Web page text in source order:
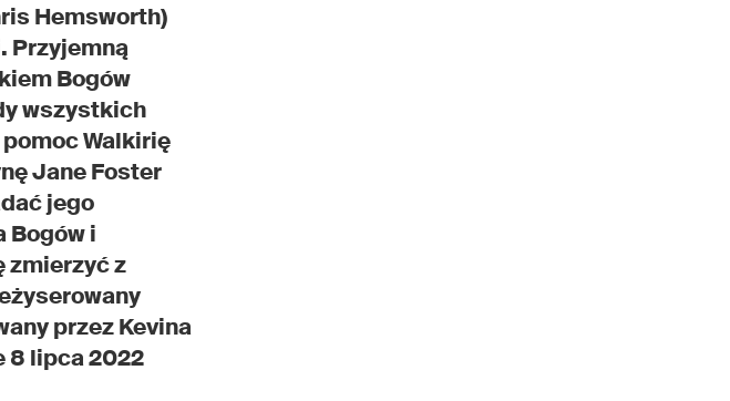
Hemsworth)
Przyjemną
Bogów
wszystkich
Walkirię
Jane Foster
jego
Bogów i
zmierzyć z
przez Kevina
8 lipca 2022